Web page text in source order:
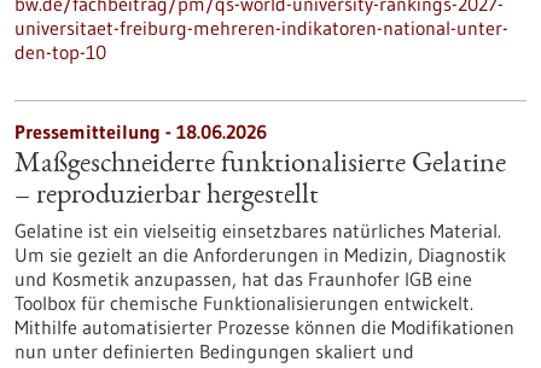
universitaet-freiburg-mehreren-indikatoren-national-unter-
den-top-10
Pressemitteilung - 18.06.2026
Maßgeschneiderte funktionalisierte Gelatine
– reproduzierbar hergestellt
Gelatine ist ein vielseitig einsetzbares natürliches Material.
Um sie gezielt an die Anforderungen in Medizin, Diagnostik
und Kosmetik anzupassen, hat das Fraunhofer IGB eine
Toolbox für chemische Funktionalisierungen entwickelt.
Mithilfe automatisierter Prozesse können die Modifikationen
nun unter definierten Bedingungen skaliert und